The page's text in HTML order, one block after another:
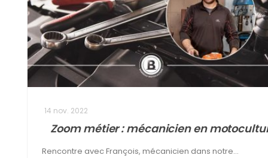
14 nov. 2022
Zoom métier : mécanicien en
Rencontre avec François, mécanicien dans notre...